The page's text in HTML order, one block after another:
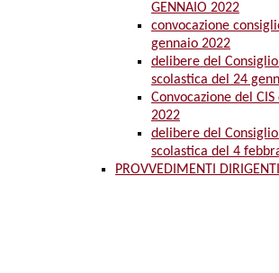
GENNAIO 2022
convocazione
gennaio 2022
delibere del
scolastica del 24
Convocazione del
2022
delibere del
scolastica del 4
PROVVEDIMENTI DIRIGENTI